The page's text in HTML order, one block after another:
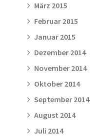
März 2015
Februar 2015
Januar 2015
Dezember 2014
November 2014
Oktober 2014
September 2014
August 2014
Juli 2014